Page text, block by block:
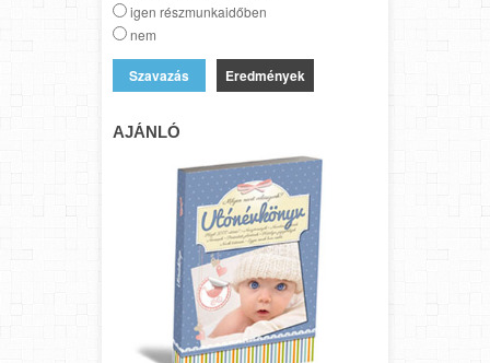
igen részmunkaidőben
nem
Eredmények
AJÁNLÓ